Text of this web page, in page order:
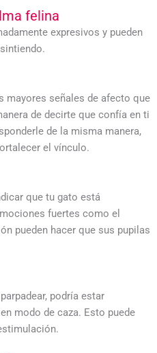
felina
expresivos y pueden
mayores señales de afecto que
de decirte que confía en ti
de la misma manera,
el vínculo.
que tu gato está
fuertes como el
pueden hacer que sus pupilas
podría estar
modo de caza. Esto puede